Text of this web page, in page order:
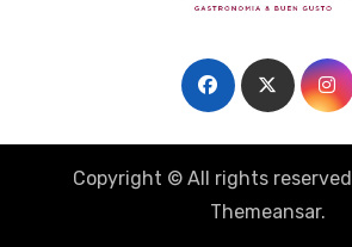
Copyright © All rights reserved
Themeansar.